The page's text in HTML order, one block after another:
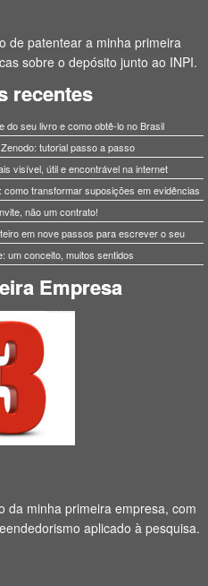
de patentear a minha primeira
sobre o depósito junto ao INPI.
recentes
do seu livro e como obtê-lo no Brasil
tutorial passo a passo
visível, útil e encontrável na internet
transformar suposições em evidências
não um contrato!
em nove passos para escrever o seu
um conceito, muitos sentidos
Empresa
da minha primeira empresa, com
aplicado à pesquisa.